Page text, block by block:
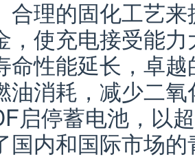
合理的固化工艺
，使充电接受能
命性能延长，卓
油消耗，减少二
启停蓄电池，以
国内和国际市场的